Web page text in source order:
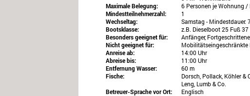
Maximale Belegung:
6 Personen je Wohnung /
Mindestteilnehmerzahl:
1
Wechseltag:
Samstag - Mindestdauer:
Bootsklasse:
z.B. Dieselboot 25 Fuß 37
Besonders geeignet für:
Anfänger,
Nicht geeignet für:
Mobilitätseingeschränkte
Anreise ab:
14:00 Uhr
Abreise bis:
11:00 Uhr
Entfernung Wasser:
60 m
Fische:
Dorsch, Pollack, Köhler &
Leng, Lumb & Co.
Betreuer-Sprache vor Ort:
Englisch